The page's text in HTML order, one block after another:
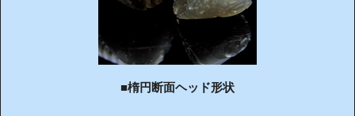
■楕円断面ヘッド形状